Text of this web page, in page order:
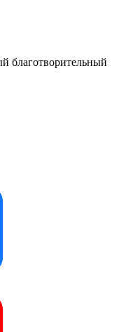
благотворительный